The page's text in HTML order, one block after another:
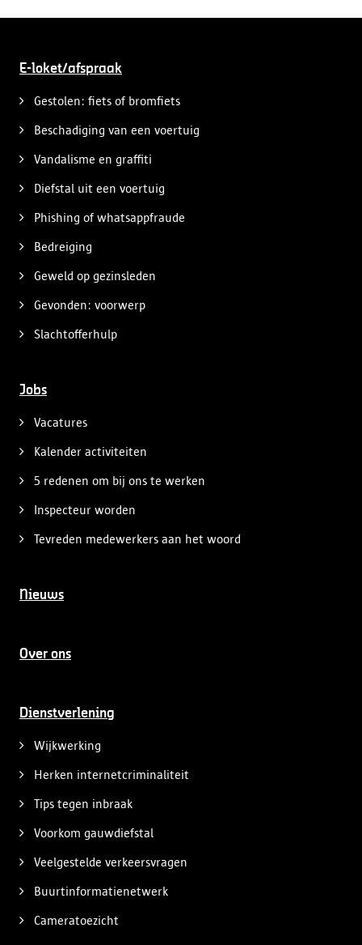
E-loket/afspraak
Gestolen: fiets of bromfiets
Beschadiging van een voertuig
Vandalisme en graffiti
Diefstal uit een voertuig
Phishing of whatsappfraude
Bedreiging
Geweld op gezinsleden
Gevonden: voorwerp
Slachtofferhulp
Jobs
Vacatures
Kalender activiteiten
5 redenen om bij ons te werken
Inspecteur worden
Tevreden medewerkers aan het woord
Nieuws
Over ons
Dienstverlening
Wijkwerking
Herken internetcriminaliteit
Tips tegen inbraak
Voorkom gauwdiefstal
Veelgestelde verkeersvragen
Buurtinformatienetwerk
Cameratoezicht